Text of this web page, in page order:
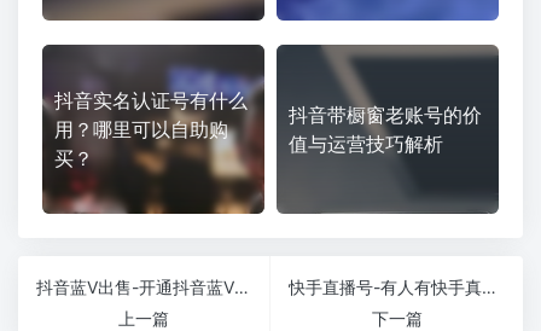
抖音实名认证号有什么
用？哪里可以自助购
买？
抖音带橱窗老账号的价
值与运营技巧解析
抖音蓝V出售-开通抖音蓝V有什么好处？
上一篇
快手直播号-有人有快手真实账户吗？
下一篇